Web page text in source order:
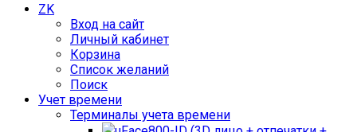
ZK
Вход на сайт
Личный кабинет
Корзина
Список желаний
Поиск
Учет времени
Терминалы учета времени